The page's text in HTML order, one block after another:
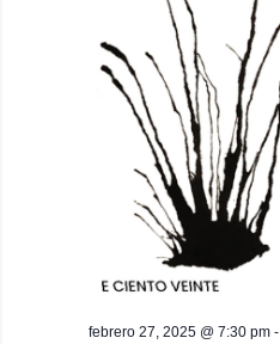
febrero 27, 2025 @ 7:30 pm-